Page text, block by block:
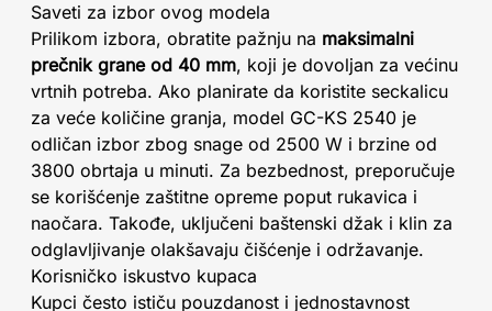
Saveti za izbor ovog modela
Prilikom izbora, obratite pažnju na maksimalni
prečnik grane od 40 mm, koji je dovoljan za većinu
vrtnih potreba. Ako planirate da koristite seckalicu
za veće količine granja, model GC-KS 2540 je
odličan izbor zbog snage od 2500 W i brzine od
3800 obrtaja u minuti. Za bezbednost, preporučuje
se korišćenje zaštitne opreme poput rukavica i
naočara. Takođe, uključeni baštenski džak i klin za
odglavljivanje olakšavaju čišćenje i održavanje.
Korisničko iskustvo kupaca
Kupci često ističu pouzdanost i jednostavnost